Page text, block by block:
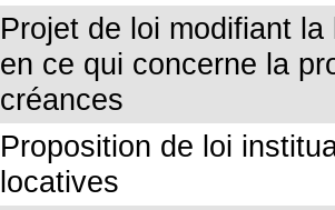
Projet de loi modifiant
en ce qui concerne la
créances
Proposition de loi
locatives